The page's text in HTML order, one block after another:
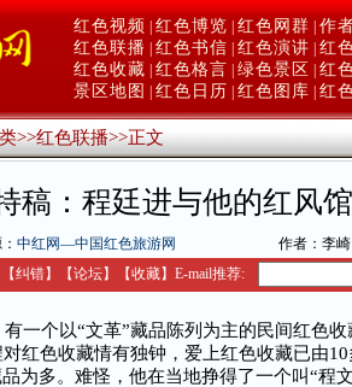
红色视频 红色博览 红色网群 作
红色联播 红色书信 红色演讲 红
红色收藏 红色格言 绿色景区 红
景区地图
红色日历 红色图库 红
>>红色联播>>正文
稿：程廷进与他的红风馆
中红网—中国红色旅游网 作者：李崎
【纠错】 【论坛】 【收藏】 E-mail推荐:
一个以“文革”藏品陈列为主的民间红色
红色收藏情有独钟，爱上红色收藏已由
为多。难怪，他在当地挣得了一个叫“程文